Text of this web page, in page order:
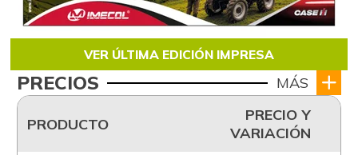
VER ÚLTIMA EDICIÓN IMPRESA
PRECIOS MÁS
PRODUCTO
PRECIO Y
VARIACIÓN